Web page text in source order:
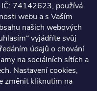
IČ: 74142623, používá
webu a s Vaším
našich webových
vyjádříte svůj
údajů o chování
na sociálních sítích a
Nastavení cookies,
změnit kliknutím na